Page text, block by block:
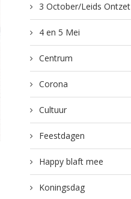
3 October/Leids Ontzet
4 en 5 Mei
Centrum
Corona
Cultuur
Feestdagen
Happy blaft mee
Koningsdag